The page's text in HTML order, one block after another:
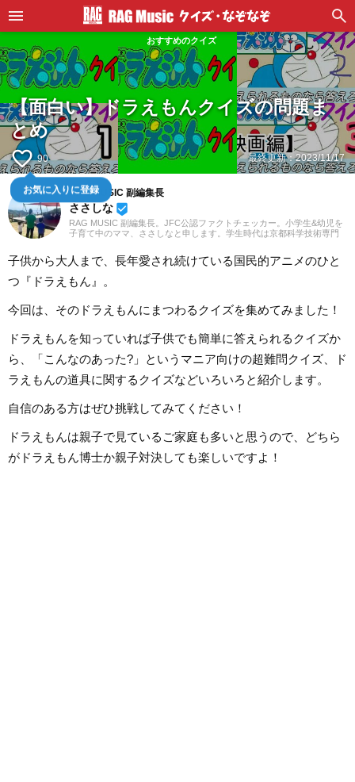
おすすめのクイズ
【面白い】ドラえもんクイズの問題ま
とめ
favorite_border 90
お気に入りに登録
最終更新：2023/11/17
RAG MUSIC 副編集長
ささしな beenhere
RAG MUSIC 副編集長。JFC公認ファクトチェッカー。小学生&幼児を
子育て中のママ、ささしなと申します。学生時代は京都科学技術専門
クリエイティブな表現力の基礎まで身につけました。卒業後は現職で
ある音楽制作会社に入社し、現在に至るまで一貫して制作畑にて経験
に子育てについて学んだこと、日々子供と向き合う中で感じたことや
す。少しでもみなさんのお役に立てれば幸いです！
子供から大人まで、長年愛され続けている国民的アニメのひと
つ『ドラえもん』。
今回は、そのドラえもんにまつわるクイズを集めてみました！
ドラえもんを知っていれば子供でも簡単に答えられるクイズか
ら、「こんなのあった?」というマニア向けの超難問クイズ、ド
ラえもんの道具に関するクイズなどいろいろと紹介します。
自信のある方はぜひ挑戦してみてください！
ドラえもんは親子で見ているご家庭も多いと思うので、どちら
がドラえもん博士か親子対決しても楽しいですよ！